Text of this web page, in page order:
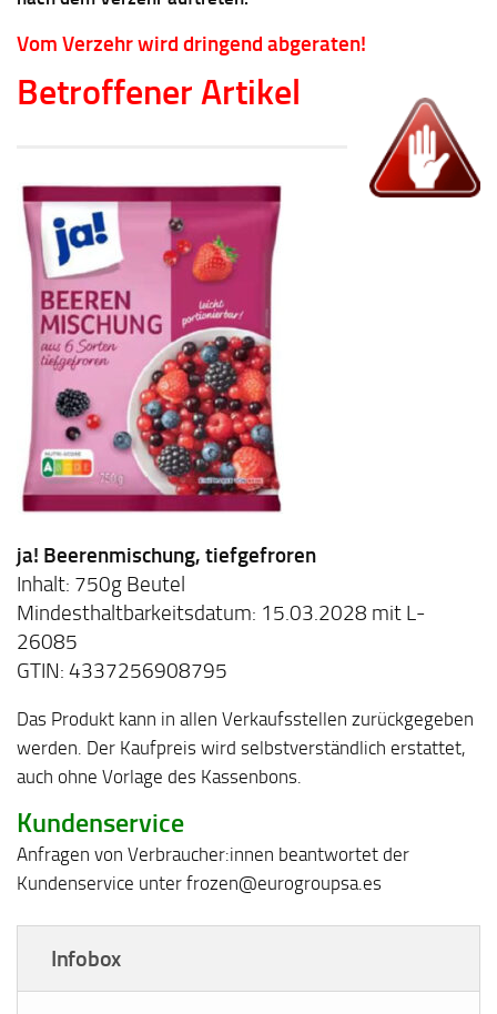
Vom Verzehr wird dringend abgeraten!
Betroffener Artikel
ja! Beerenmischung, tiefgefroren
Inhalt: 750g Beutel
Mindesthaltbarkeitsdatum: 15.03.2028 mit L-
26085
GTIN: 4337256908795
Das Produkt kann in allen Verkaufsstellen zurückgegeben
werden. Der Kaufpreis wird selbstverständlich erstattet,
auch ohne Vorlage des Kassenbons.
Kundenservice
Anfragen von Verbraucher:innen beantwortet der
Kundenservice unter frozen@eurogroupsa.es
Infobox